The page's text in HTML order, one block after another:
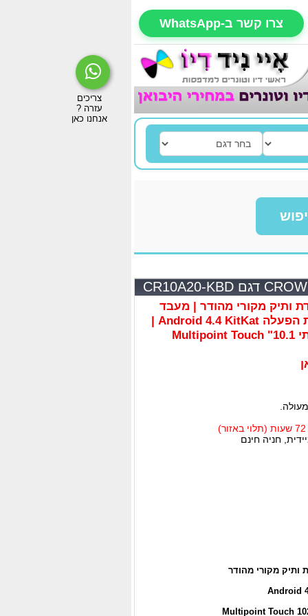
צרו קשר ב-WhatsApp
ותיק מקורי מהודר | מעבד
חזק ליבה כפולה | מערכת הפעלה Android 4.4 KitKat |
עיצוב מרהיב | מסך איכותי 10.1" Multipoint Touch
חניה חינם
מקורי מהודר